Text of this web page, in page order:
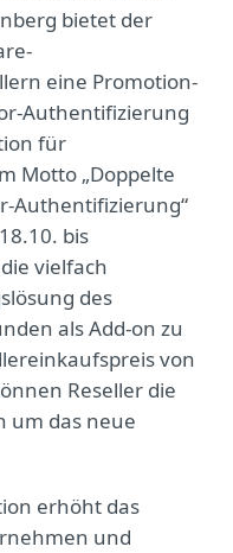
bietet der
eine Promotion-
Authentifizierung
für
Motto „Doppelte
Authentifizierung“
bis
vielfach
des
als Add-on zu
von
Reseller die
um das neue
erhöht das
und